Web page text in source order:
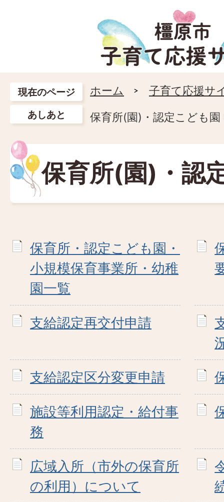
現在のページ ホーム 子育て応援サ
あしあと 保育所(園)・認定こども園
保育所(園)・認
保育所・認定こども園・
小規模保育事業所・幼稚
園一覧
支給認定再交付申請
支給認定区分変更申請
施設等利用認定・給付事
務
広域入所（市外の保育所
の利用）について